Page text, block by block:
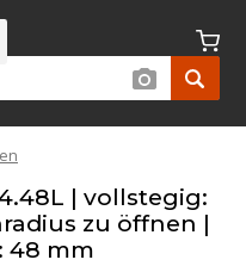
| vollstegig:
zu öffnen |
48 mm